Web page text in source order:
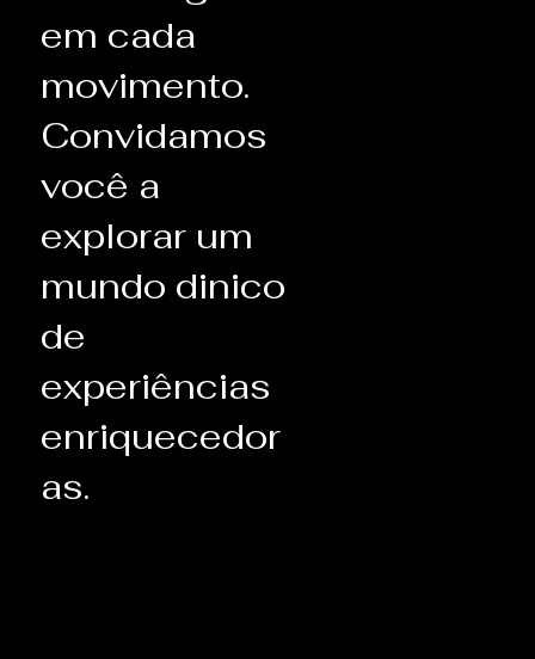
em cada
movimento.
Convidamos
você a
explorar um
mundo dinico
de
experiências
enriquecedor
as.